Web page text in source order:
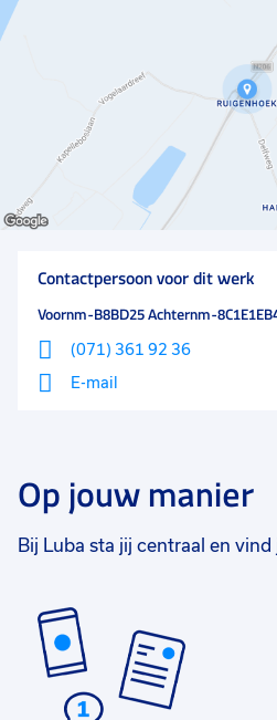
Contactpersoon voor dit werk
Voornm-B8BD25 Achternm-
(071) 361 92 36
E-mail
Op jouw manier
Bij Luba sta jij centraal en